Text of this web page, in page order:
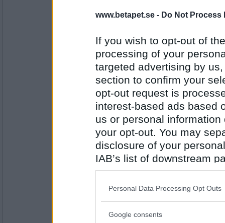
www.betapet.se - Do Not Process
If you wish to opt-out of
processing of your
targeted advertising by
section to confirm your
opt-out request is
interest-based ads based
us or personal
your opt-out. You may
disclosure of your
IAB’s list of downstream
also be disclosed by us
Downstream Participants
Please note that this
Personal Data Processing Opt Outs
Google consents
Antal inlägg: 9
Grönsaker
yogamama- Ej medlem längre
Antal inlägg:
4752
mat
mommesfrites- Ej medlem längre